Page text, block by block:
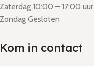
Zaterdag 10:00 – 17:00 uur
Zondag Gesloten
Kom in contact